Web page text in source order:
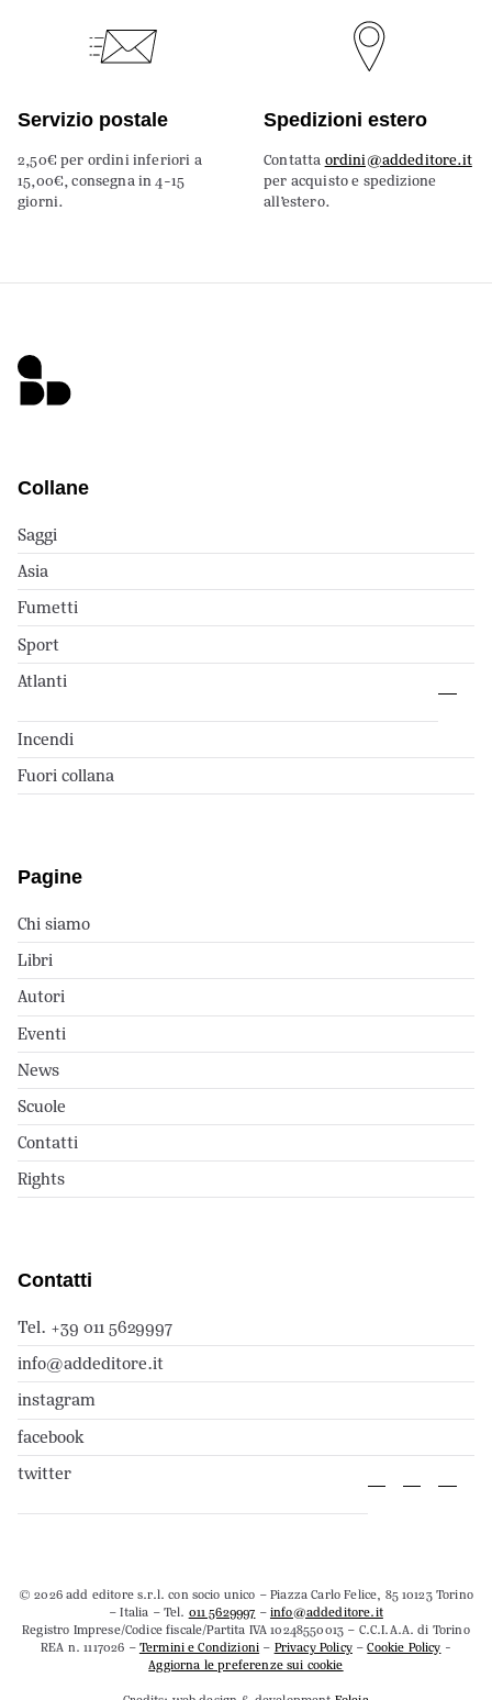
Servizio postale
2,50€ per ordini inferiori a
15,00€, consegna in 4-15
giorni.
Spedizioni estero
Contatta ordini@addeditore.it
per acquisto e spedizione
all’estero.
Collane
Saggi
Asia
Fumetti
Sport
Atlanti
Incendi
Fuori collana
Pagine
Chi siamo
Libri
Autori
Eventi
News
Scuole
Contatti
Rights
Contatti
Tel. +39 011 5629997
info@addeditore.it
instagram
facebook
twitter
© 2026 add editore s.r.l. con socio unico – Piazza Carlo Felice, 85 10123 Torino
– Italia – Tel. 011 5629997 –info@addeditore.it
Registro Imprese/Codice fiscale/Partita IVA 10248550013 – C.C.I.A.A. di Torino
REA n. 1117026 –Termini e Condizioni – Privacy Policy–Cookie Policy -
Aggiorna le preferenze sui cookie